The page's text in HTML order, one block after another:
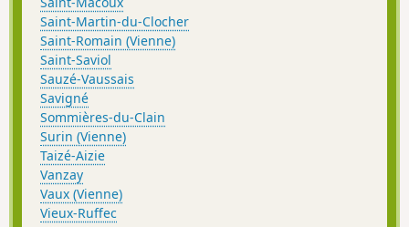
Saint-Martin-du-Clocher
Saint-Romain (Vienne)
Saint-Saviol
Sauzé-Vaussais
Savigné
Sommières-du-Clain
Surin (Vienne)
Taizé-Aizie
Vanzay
Vaux (Vienne)
Vieux-Ruffec